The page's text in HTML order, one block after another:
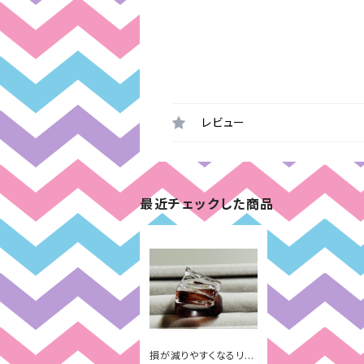
レビュー
最近チェックした商品
損が減りやすくなるリン